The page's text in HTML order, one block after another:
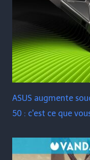
ASUS augmente
50 : c'est ce que